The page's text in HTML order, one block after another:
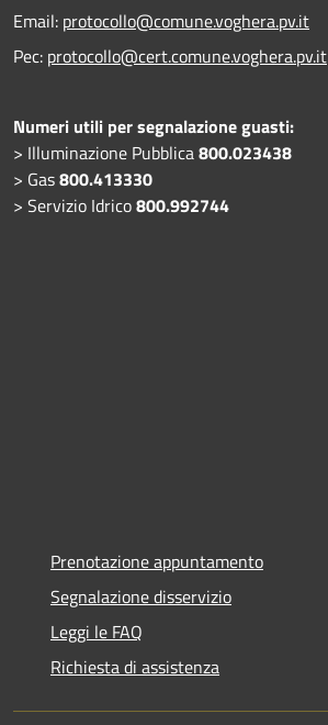
Email: protocollo@comune.voghera.pv.it
Pec: protocollo@cert.comune.voghera.pv.it
Numeri utili per segnalazione guasti:
> Illuminazione Pubblica800.023438
> Gas800.413330
> Servizio Idrico800.992744
Prenotazione appuntamento
Segnalazione disservizio
Leggi le FAQ
Richiesta di assistenza